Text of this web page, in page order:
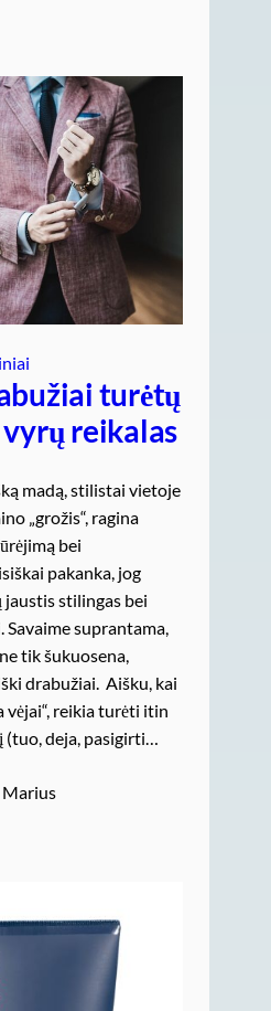
turėtų
reikalas
madą, stilistai vietoje
„grožis“, ragina
bei
pakanka, jog
jaustis stilingas bei
suprantama,
tik šukuosena,
drabužiai. Aišku, kai
vėjai“, reikia turėti itin
(tuo, deja, pasigirti…
Marius